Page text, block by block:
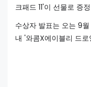
크패드 11'이 선물로 증
수상자 발표는 오는 9
내 '와콤X에이블리 드